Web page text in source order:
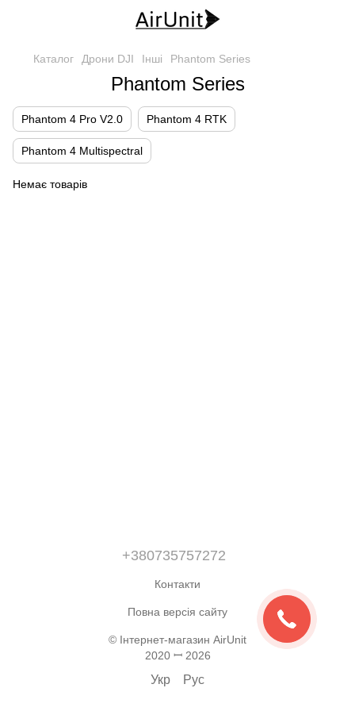
Каталог Дрони DJI Інші Phantom Series
Phantom Series
Phantom 4 Pro V2.0 Phantom 4 RTK
Phantom 4 Multispectral
Немає товарів
+380735757272
Контакти
Повна версія сайту
© Інтернет-магазин AirUnit
2020 ꟷ 2026
Укр Рус